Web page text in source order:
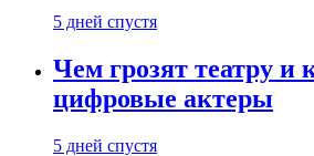
5 дней спустя
Чем грозят театру и
цифровые актеры
5 дней спустя